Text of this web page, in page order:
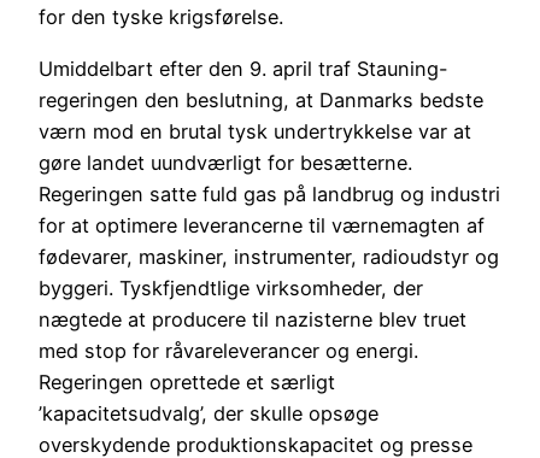
for den tyske krigsførelse.
Umiddelbart efter den 9. april traf Stauning-
regeringen den beslutning, at Danmarks bedste
værn mod en brutal tysk undertrykkelse var at
gøre landet uundværligt for besætterne.
Regeringen satte fuld gas på landbrug og industri
for at optimere leverancerne til værnemagten af
fødevarer, maskiner, instrumenter, radioudstyr og
byggeri. Tyskfjendtlige virksomheder, der
nægtede at producere til nazisterne blev truet
med stop for råvareleverancer og energi.
Regeringen oprettede et særligt
’kapacitetsudvalg’, der skulle opsøge
overskydende produktionskapacitet og presse